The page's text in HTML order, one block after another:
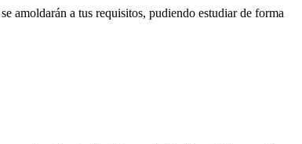
amoldarán a tus requisitos, pudiendo estudiar de forma